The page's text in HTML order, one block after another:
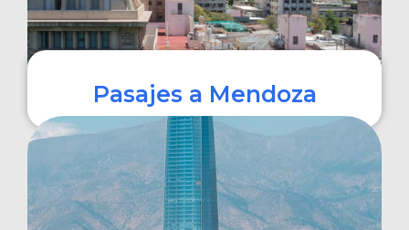
Pasajes a Mendoza
COMPRAR